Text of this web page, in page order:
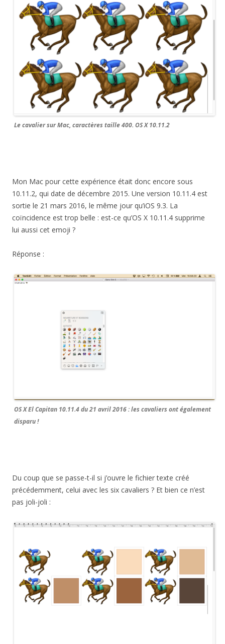
Le cavalier sur Mac, caractères taille 400. OS X 10.11.2
Mon Mac pour cette expérience était donc encore sous
10.11.2, qui date de décembre 2015. Une version 10.11.4 est
sortie le 21 mars 2016, le même jour qu’iOS 9.3. La
coïncidence est trop belle : est-ce qu’OS X 10.11.4 supprime
lui aussi cet emoji ?
Réponse :
OS X El Capitan 10.11.4 du 21 avril 2016 : les cavaliers ont également
disparu !
Du coup que se passe-t-il si j’ouvre le fichier texte créé
précédemment, celui avec les six cavaliers ? Et bien ce n’est
pas joli-joli :